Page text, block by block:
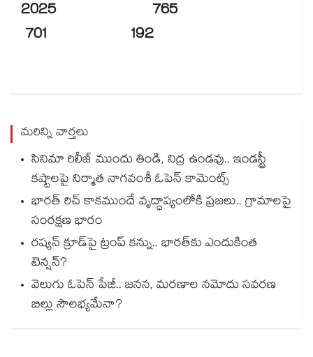
2025 765
701 192
మరిన్ని వార్తలు
సినిమా రిలీజ్ ముందు తిండి, నిద్ర ఉండవు.. ఇండస్ట్రీ
కష్టాలపై నిర్మాత నాగవంశీ ఓపెన్ కామెంట్స్
భారత్ రిచ్ కాకముందే వృద్ధాప్యంలోకి ప్రజలు.. గ్రామాలపై
సంరక్షణ భారం
రష్యన్ క్రూడ్‌పై ట్రంప్ కన్ను.. భారత్‌కు ఎందుకింత
టెన్షన్?
వెలుగు ఓపెన్ పేజీ.. జనన, మరణాల నమోదు సవరణ
బిల్లు సౌలభ్యమేనా?